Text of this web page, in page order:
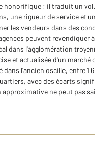
honorifique : il traduit un
une rigueur de service et
les vendeurs dans des
peuvent revendiquer
dans l'agglomération
et actualisée d'un marché
dans l'ancien oscille, entre 1
avec des écarts
ne peut pas